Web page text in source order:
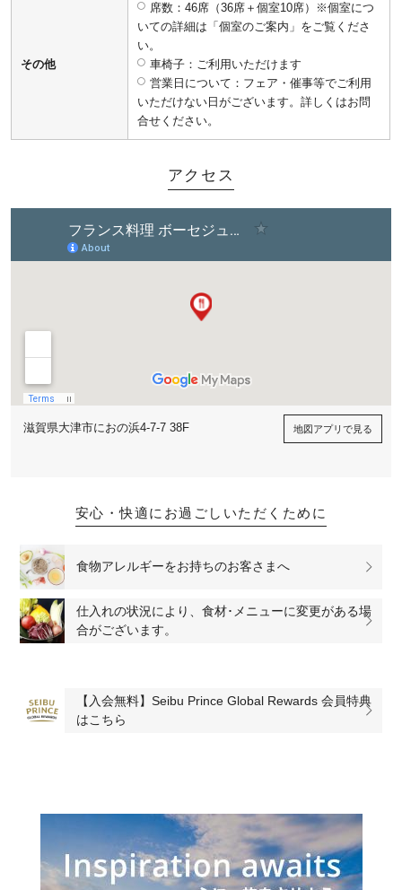
その他
席数：46席（36席＋個室10席）※個室につ
いての詳細は「個室のご案内」をご覧くださ
い。
車椅子：ご利用いただけます
営業日について：フェア・催事等でご利用
いただけない日がございます。詳しくはお問
合せください。
アクセス
滋賀県大津市におの浜4-7-7 38F 地図アプリで見る
安心・快適にお過ごしいただくために
食物アレルギーをお持ちのお客さまへ
仕入れの状況により、食材･メニューに変更がある場
合がございます。
【入会無料】Seibu Prince Global Rewards 会員特典
はこちら